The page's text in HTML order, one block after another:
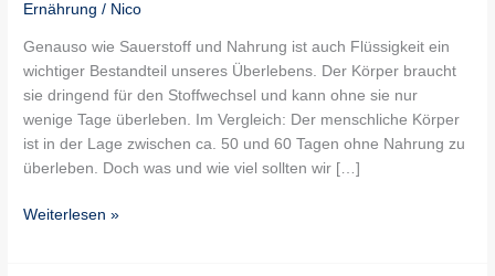
Ernährung / Nico
Genauso wie Sauerstoff und Nahrung ist auch Flüssigkeit ein
wichtiger Bestandteil unseres Überlebens. Der Körper braucht
sie dringend für den Stoffwechsel und kann ohne sie nur
wenige Tage überleben. Im Vergleich: Der menschliche Körper
ist in der Lage zwischen ca. 50 und 60 Tagen ohne Nahrung zu
überleben. Doch was und wie viel sollten wir […]
Weiterlesen »